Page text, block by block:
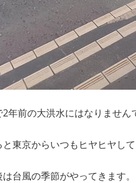
年前の大洪水にはなりません
東京からいつもヒヤヒヤして
台風の季節がやってきます。